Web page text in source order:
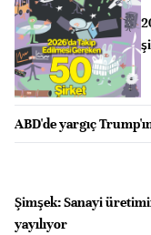
ABD'de yargıç
Şimşek: Sanayi
yayılıyor